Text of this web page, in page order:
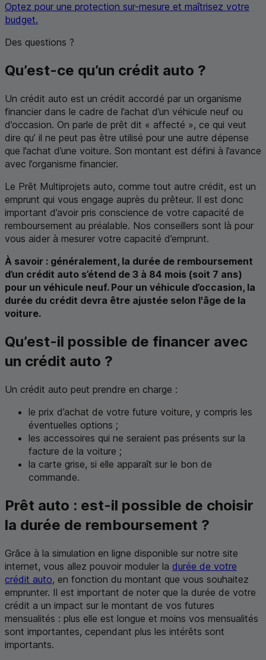
Optez pour une protection sur-mesure et maîtrisez votre
budget.
Des questions ?
Qu’est-ce qu’un crédit auto ?
Un crédit auto est un crédit accordé par un organisme
financier dans le cadre de l’achat d’un véhicule neuf ou
d’occasion. On parle de prêt dit « affecté », ce qui veut
dire qu’ il ne peut pas être utilisé pour une autre dépense
que l’achat d’une voiture. Son montant est défini à l’avance
avec l’organisme financier.
Le Prêt Multiprojets auto, comme tout autre crédit, est un
emprunt qui vous engage auprès du prêteur. Il est donc
important d’avoir pris conscience de votre capacité de
remboursement au préalable. Nos conseillers sont là pour
vous aider à mesurer votre capacité d’emprunt.
À savoir : généralement, la durée de remboursement
d’un crédit auto s’étend de 3 à 84 mois (soit 7 ans)
pour un véhicule neuf. Pour un véhicule d’occasion, la
durée du crédit devra être ajustée selon l'âge de la
voiture.
Qu’est-il possible de financer avec
un crédit auto ?
Un crédit auto peut prendre en charge :
le prix d’achat de votre future voiture, y compris les
éventuelles options ;
les accessoires qui ne seraient pas présents sur la
facture de la voiture ;
la carte grise, si elle apparaît sur le bon de
commande.
Prêt auto : est-il possible de choisir
la durée de remboursement ?
Grâce à la simulation en ligne disponible sur notre site
internet, vous allez pouvoir moduler la durée de votre
crédit auto, en fonction du montant que vous souhaitez
emprunter. Il est important de noter que la durée de votre
crédit a un impact sur le montant de vos futures
mensualités : plus elle est longue et moins vos mensualités
sont importantes, cependant plus les intérêts sont
importants.